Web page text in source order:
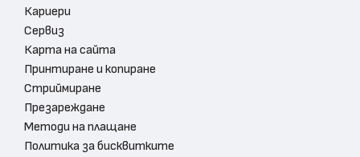
Кариери
Сервиз
Карта на сайта
Принтиране и копиране
Стриймиране
Презареждане
Методи на плащане
Политика за бисквитките